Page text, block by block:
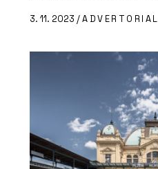
3. 11. 2023 /ADVERTORIAL